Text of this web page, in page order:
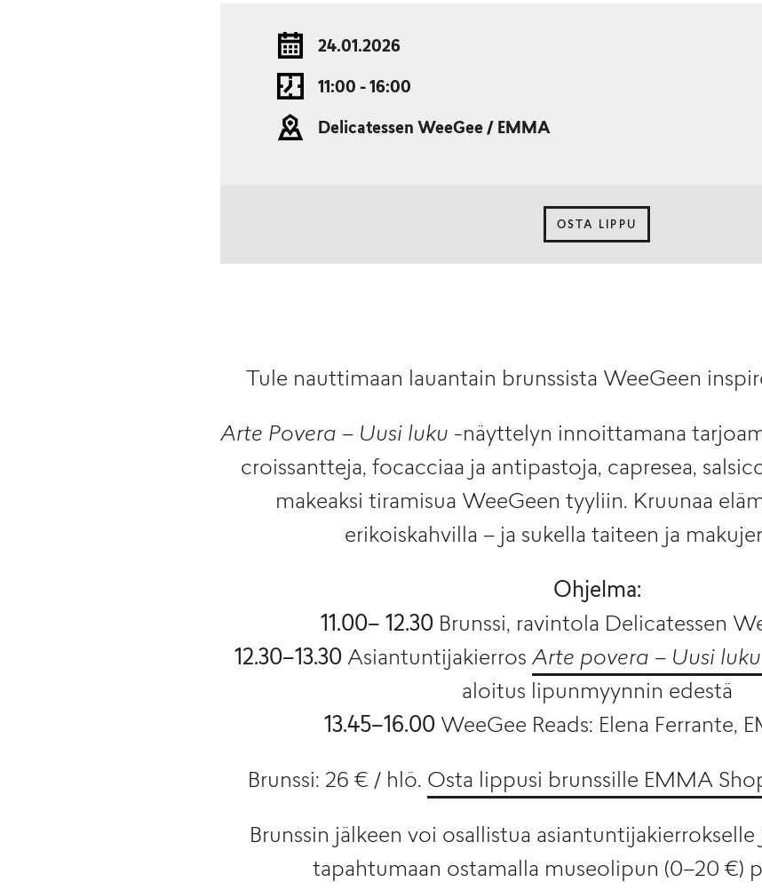
24.01.2026
11:00 - 16:00
Delicatessen WeeGee / EMMA
OSTA LIPPU
Tule nauttimaan lauantain brunssista WeeGeen
Arte Povera – Uusi luku -näyttelyn innoittamana
croissantteja, focacciaa ja antipastoja, capresea,
makeaksi tiramisua WeeGeen tyyliin. Kruunaa
erikoiskahvilla – ja sukella taiteen ja
Ohjelma:
11.00– 12.30 Brunssi, ravintola Delicatessen
12.30–13.30 Asiantuntijakierros Arte povera – Uusi luku
aloitus lipunmyynnin edestä
13.45–16.00WeeGee Reads: Elena Ferrante,
Brunssi: 26 € / hlö. Osta lippusi brunssille EMMA
Brunssin jälkeen voi osallistua asiantuntijakierrokselle
tapahtumaan ostamalla museolipun (0–20 €)